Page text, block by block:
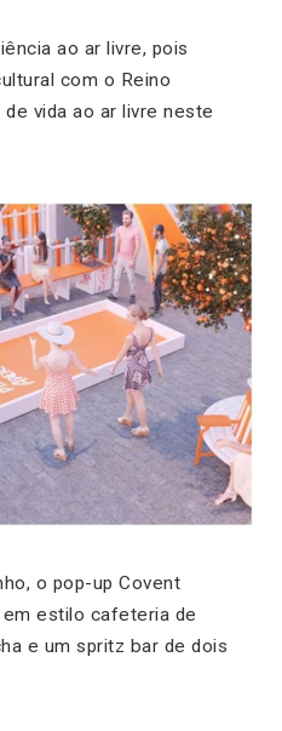
ao ar livre, pois
com o Reino
vida ao ar livre neste
o pop-up Covent
estilo cafeteria de
e um spritz bar de dois